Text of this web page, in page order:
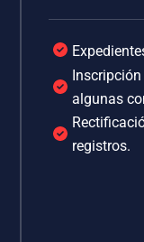
Inscripción
algunas
registros.